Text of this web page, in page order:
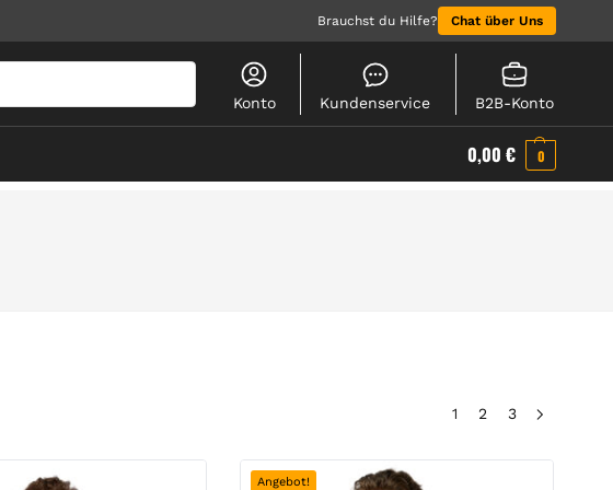
Brauchst du Hilfe? Chat über Uns
Konto Kundenservice B2B-Konto
0,00 € 0
1 2 3
Angebot!